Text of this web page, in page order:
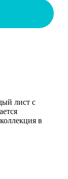
лист с
в